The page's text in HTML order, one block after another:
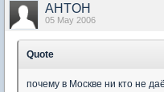
AHTOH
05 May 2006
Quote
почему в Москве ни кто не